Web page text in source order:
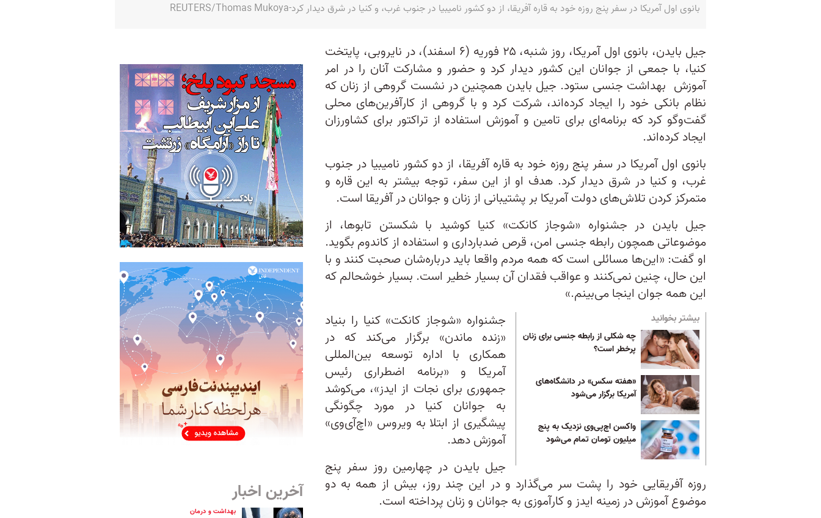
بانوی اول آمریکا در سفر پنج روزه خود به قاره آفریقا، از دو کشور نامیبیا در جنوب غرب، و کنیا در شرق دیدار کرد-REUTERS/Thomas Mukoya
جیل بایدن، بانوی اول آمریکا، روز شنبه، ۲۵ فوریه (۶ اسفند)، در نایروبی، پایتخت
کنیا، با جمعی از جوانان این کشور دیدار کرد و حضور و مشارکت آنان را در امر
آموزش بهداشت جنسی ستود. جیل بایدن همچنین در نشست گروهی از زنان که
نظام بانکی خود را ایجاد کرده‌اند، شرکت کرد و با گروهی از کارآفرین‌های محلی
گفت‌وگو کرد که برنامه‌ای برای تامین و آموزش استفاده از تراکتور برای کشاورزان
ایجاد کرده‌اند.
بانوی اول آمریکا در سفر پنج روزه خود به قاره آفریقا، از دو کشور نامیبیا در جنوب
غرب، و کنیا در شرق دیدار کرد. هدف او از این سفر، توجه بیشتر به این قاره و
متمرکز کردن تلاش‌های دولت آمریکا بر پشتیبانی از زنان و جوانان در آفریقا است.
جیل بایدن در جشنواره «شوجاز کانکت» کنیا کوشید با شکستن تابوها، از
موضوعاتی همچون رابطه جنسی امن، قرص ضدبارداری و استفاده از کاندوم بگوید.
او گفت: «این‌ها مسائلی‌ است که همه مردم واقعا باید درباره‌شان صحبت کنند و با
این حال، چنین نمی‌کنند و عواقب فقدان آن بسیار خطیر است. بسیار خوشحالم که
این همه جوان اینجا می‌بینم.»
بیشتر بخوانید
چه شکلی از رابطه جنسی برای زنان
پرخطر است؟
«هفته سکس» در دانشگاه‌های
آمریکا برگزار می‌شود
واکسن اچ‌پی‌وی نزدیک به پنج
میلیون تومان تمام می‌شود
جشنواره «شوجاز کانکت» کنیا را بنیاد‌
«زنده ماندن» برگزار می‌کند که در
همکاری با اداره توسعه بین‌المللی
آمریکا و «برنامه اضطراری رئیس‌
جمهوری برای نجات از ایدز»، می‌کوشد
به جوانان کنیا در مورد چگونگی
پیشگیری از ابتلا به ویروس «اچ‌آی‌وی»
آموزش دهد.
جیل بایدن در چهارمین روز سفر پنج
روزه آفریقایی خود را پشت سر می‌گذارد و در این چند روز، بیش از همه به دو
موضوع آموزش در زمینه ایدز و کارآموزی به جوانان و زنان پرداخته است.
آخرین اخبار
بهداشت و درمان